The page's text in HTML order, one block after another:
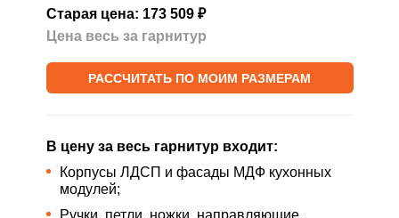
О нас
Акции
Старая цена: 173 509 ₽
Цена весь за гарнитур
РАССЧИТАТЬ ПО МОИМ РАЗМЕРАМ
В цену за весь гарнитур входит:
Корпусы ЛДСП и фасады МДФ кухонных
модулей;
Ручки, петли, ножки, направляющие,